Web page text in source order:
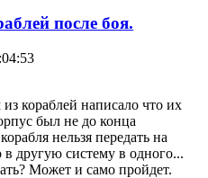
после боя.
кораблей написало что их
был не до конца
нельзя передать на
другую систему в одного...
Может и само пройдет.